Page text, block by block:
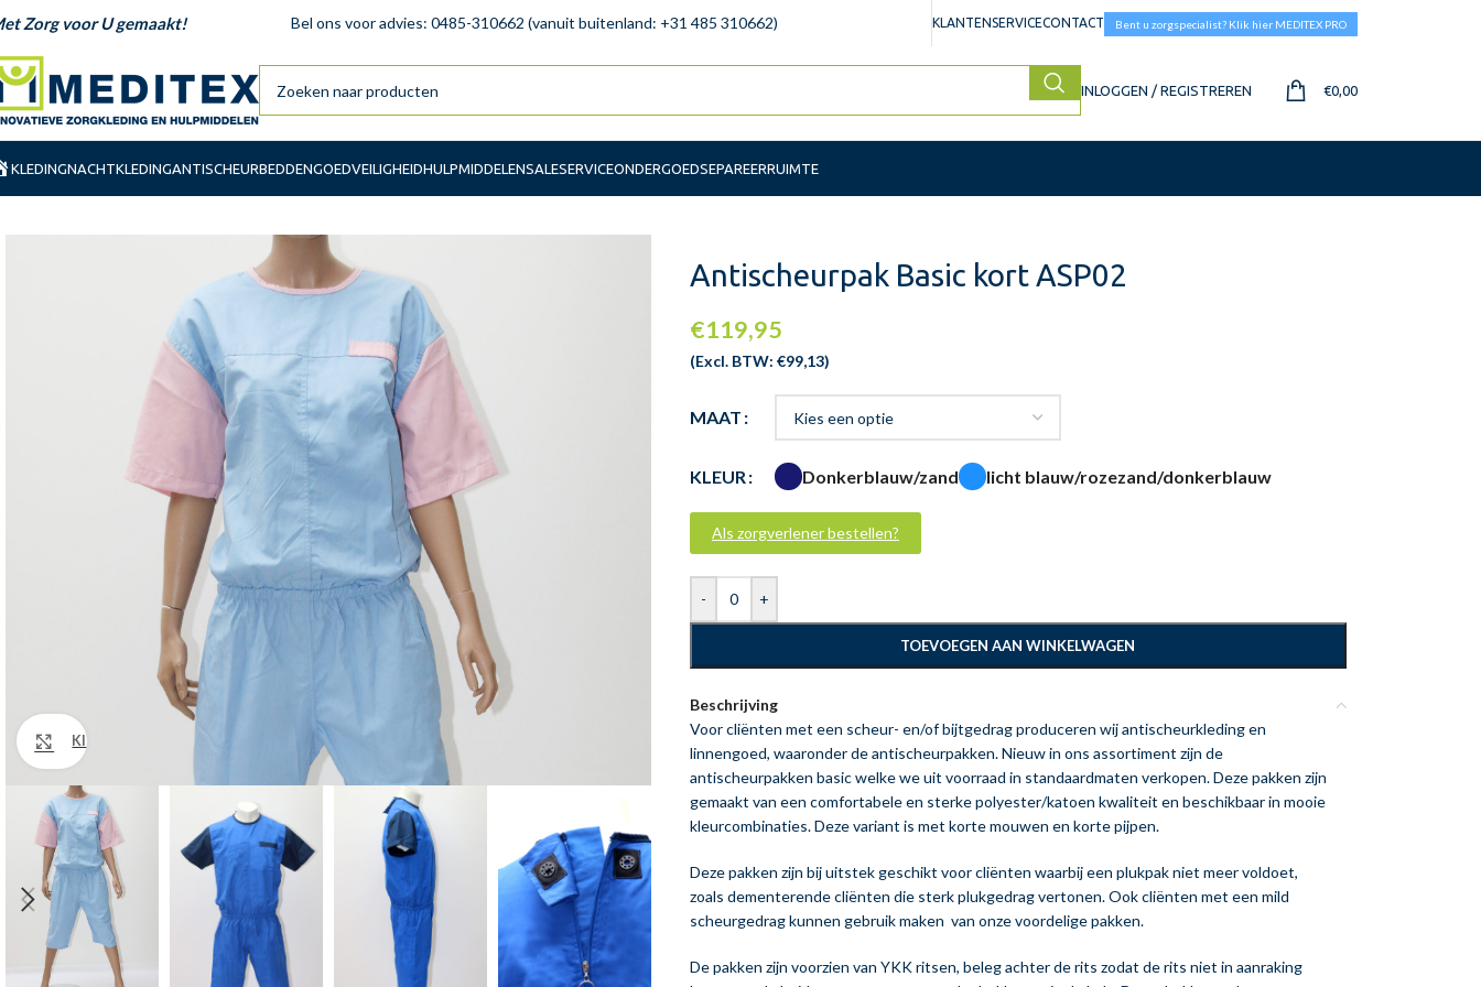
Zorg voor U gemaakt! Bel ons voor advies: 0485-310662 (vanuit buitenland: +31 485 310662) KLANTENSERVICECONTACT Bent u zorgspecialist? Klik hier MEDITEX PRO
INLOGGEN / REGISTREREN €0,00
KLEDINGNACHTKLEDINGANTISCHEURBEDDENGOEDVEILIGHEIDHULPMIDDELENSALESERVICEONDERGOEDSEPAREERRUIMTE
Klik om te vergroten
Antischeurpak Basic kort ASP02
€119,95
(Excl. BTW: €99,13)
MAAT
KLEUR Donkerblauw/zand licht blauw/rozezand/donkerblauw
- +
TOEVOEGEN AAN WINKELWAGEN
Als zorgverlener bestellen?
Beschrijving
Voor cliënten met een scheur- en/of bijtgedrag produceren wij antischeurkleding en
linnengoed, waaronder de antischeurpakken. Nieuw in ons assortiment zijn de
antischeurpakken basic welke we uit voorraad in standaardmaten verkopen. Deze pakken zijn
gemaakt van een comfortabele en sterke polyester/katoen kwaliteit en beschikbaar in mooie
kleurcombinaties. Deze variant is met korte mouwen en korte pijpen.
Deze pakken zijn bij uitstek geschikt voor cliënten waarbij een plukpak niet meer voldoet,
zoals dementerende cliënten die sterk plukgedrag vertonen. Ook cliënten met een mild
scheurgedrag kunnen gebruik maken van onze voordelige pakken.
De pakken zijn voorzien van YKK ritsen, beleg achter de rits zodat de rits niet in aanraking